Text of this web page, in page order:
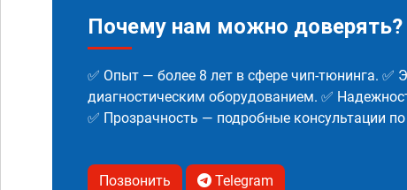
Почему нам можно доверять?
✅ Опыт — более 8 лет в сфере чип-тюнинга.
диагностическим оборудованием. ✅
✅ Прозрачность — подробные консультации
Позвонить Telegram